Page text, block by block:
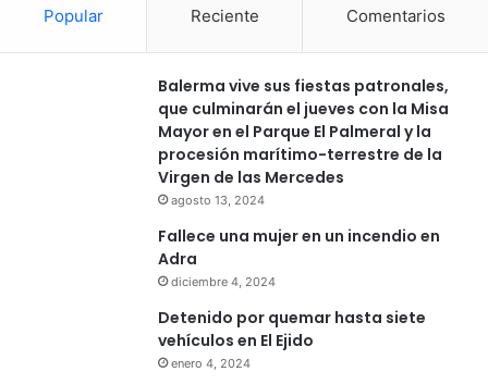
Popular Reciente Comentarios
Balerma vive sus fiestas patronales,
que culminarán el jueves con la Misa
Mayor en el Parque El Palmeral y la
procesión marítimo-terrestre de la
Virgen de las Mercedes
agosto 13, 2024
Fallece una mujer en un incendio en
Adra
diciembre 4, 2024
Detenido por quemar hasta siete
vehículos en El Ejido
enero 4, 2024